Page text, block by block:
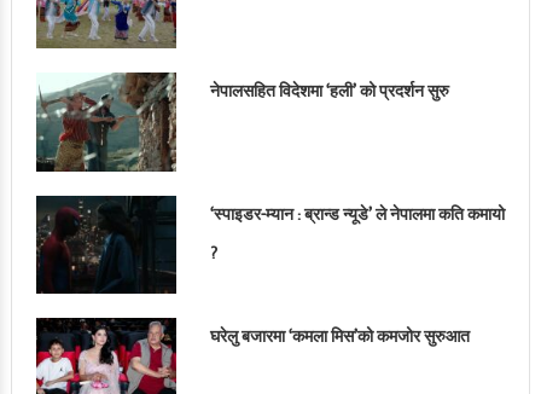
नेपालसहित विदेशमा ‘हली’ को प्रदर्शन सुरु
‘स्पाइडर-म्यान : ब्रान्ड न्यूडे’ ले नेपालमा कति कमायो
?
घरेलु बजारमा ‘कमला मिस’को कमजोर सुरुआत